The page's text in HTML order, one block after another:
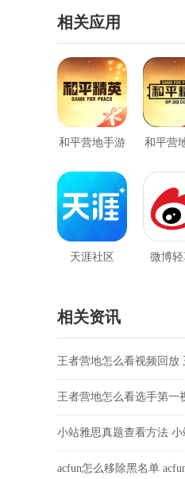
相关应用
和平营地手游 和平营
天涯社区 微博轻
相关资讯
王者营地怎么看视频回放
王者营地怎么看选手第一
小站雅思真题查看方法
acfun怎么移除黑名单